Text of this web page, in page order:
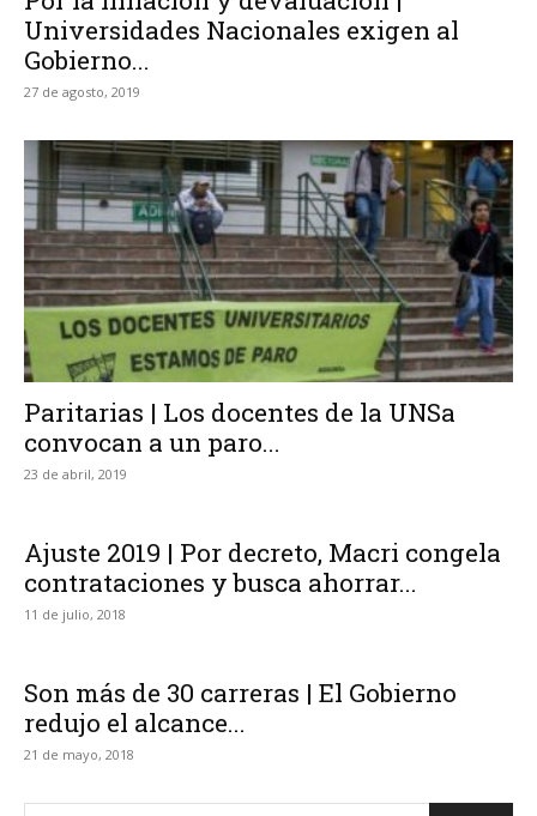
Universidades Nacionales exigen al
Gobierno...
27 de agosto, 2019
Paritarias | Los docentes de la UNSa
convocan a un paro...
23 de abril, 2019
Ajuste 2019 | Por decreto, Macri congela
contrataciones y busca ahorrar...
11 de julio, 2018
Son más de 30 carreras | El Gobierno
redujo el alcance...
21 de mayo, 2018